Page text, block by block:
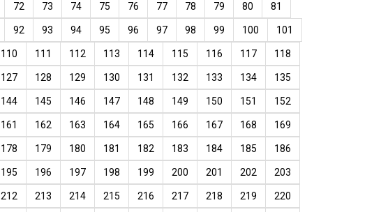
72 73 74 75 76 77 78 79 80 81
92 93 94 95 96 97 98 99 100 101
110 111 112 113 114 115 116 117 118
127 128 129 130 131 132 133 134 135
144 145 146 147 148 149 150 151 152
161 162 163 164 165 166 167 168 169
178 179 180 181 182 183 184 185 186
195 196 197 198 199 200 201 202 203
212 213 214 215 216 217 218 219 220